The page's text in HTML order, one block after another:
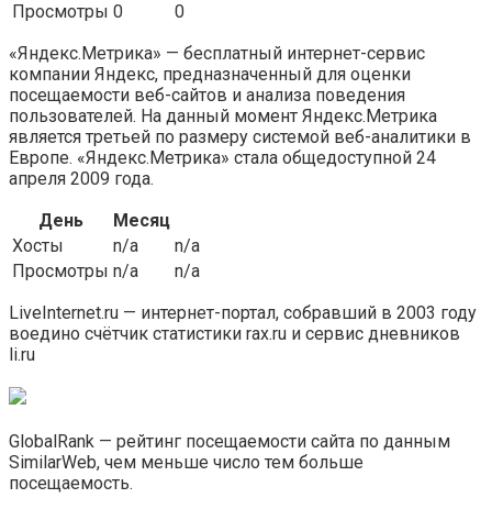
Просмотры 0
0
«Яндекс.Метрика» — бесплатный интернет-сервис
компании Яндекс, предназначенный для оценки
посещаемости веб-сайтов и анализа поведения
пользователей. На данный момент Яндекс.Метрика
является третьей по размеру системой веб-аналитики в
Европе. «Яндекс.Метрика» стала общедоступной 24
апреля 2009 года.
День
Месяц
Хосты
n/a
n/a
Просмотры n/a
n/a
LiveInternet.ru — интернет-портал, собравший в 2003 году
воедино счётчик статистики rax.ru и сервис дневников
li.ru
GlobalRank — рейтинг посещаемости сайта по данным
SimilarWeb, чем меньше число тем больше
посещаемость.